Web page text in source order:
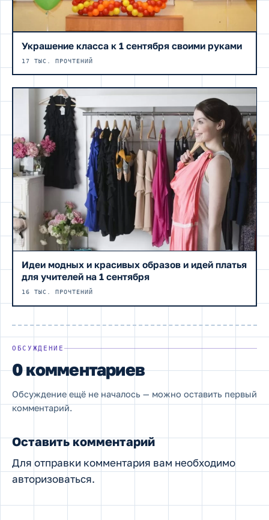
Украшение класса к 1 сентября своими руками
17 ТЫС. ПРОЧТЕНИЙ
Идеи модных и красивых образов и идей платья
для учителей на 1 сентября
16 ТЫС. ПРОЧТЕНИЙ
ОБСУЖДЕНИЕ
0 комментариев
Обсуждение ещё не началось — можно оставить первый
комментарий.
Оставить комментарий
Для отправки комментария вам необходимо
авторизоваться.